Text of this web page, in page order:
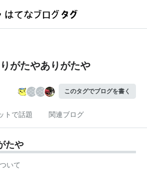
がたやありがたや
このタグでブログを書く
トで話題 関連ブログ
たや
いて